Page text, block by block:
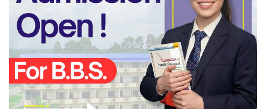
झापाका सुनचाँदी व्यवसायीलाई करदाता
शिक्षा तथा अभिमुखीकरण तालिम प्रदान